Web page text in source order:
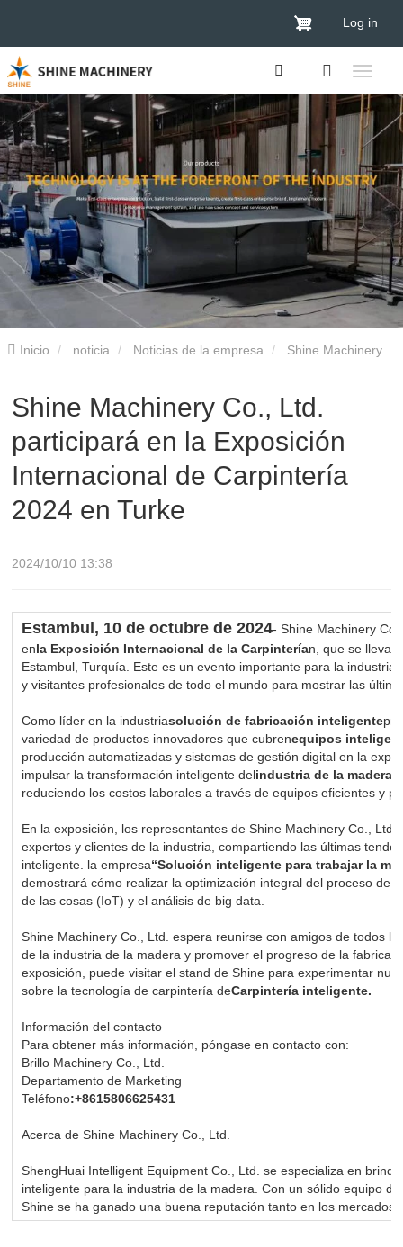
Log in
Inicio noticia Noticias de la empresa
Co., Ltd. participará en la Exposición Internacional de Carpintería
2024 en Turke
Shine Machinery Co., Ltd.
participará en la Exposición
Internacional de Carpintería
2024 en Turke
2024/10/10 13:38
Estambul, 10 de octubre de 2024- Shine Machinery
enla Exposición Internacional de la Carpinterían, que se
Estambul, Turquía. Este es un evento importante para la
y visitantes profesionales de todo el mundo para mostrar las
Como líder en la industriasolución de fabricación inteligente
variedad de productos innovadores que cubrenequipos
producción automatizadas y sistemas de gestión digital en la
impulsar la transformación inteligente delindustria de la madera
reduciendo los costos laborales a través de equipos eficientes y
En la exposición, los representantes de Shine Machinery Co.,
expertos y clientes de la industria, compartiendo las últimas
inteligente. la empresa“Solución inteligente para trabajar la
demostrará cómo realizar la optimización integral del proceso de
de las cosas (IoT) y el análisis de big data.
Shine Machinery Co., Ltd. espera reunirse con amigos de todos
de la industria de la madera y promover el progreso de la
exposición, puede visitar el stand de Shine para experimentar
sobre la tecnología de carpintería deCarpintería inteligente.
Información del contacto
Para obtener más información, póngase en contacto con:
Brillo Machinery Co., Ltd.
Departamento de Marketing
Teléfono:+8615806625431
Acerca de Shine Machinery Co., Ltd.
ShengHuai Intelligent Equipment Co., Ltd. se especializa en
inteligente para la industria de la madera. Con un sólido equipo
Shine se ha ganado una buena reputación tanto en los mercados